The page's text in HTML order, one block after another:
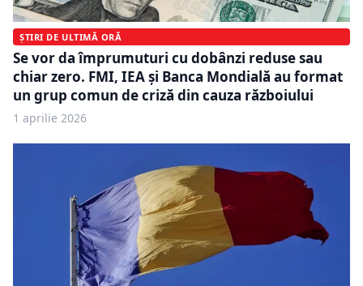
ȘTIRI DE ULTIMĂ ORĂ
Se vor da împrumuturi cu dobânzi reduse sau
chiar zero. FMI, IEA și Banca Mondială au format
un grup comun de criză din cauza războiului
1 aprilie 2026